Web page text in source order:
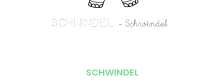
SCHWINDEL